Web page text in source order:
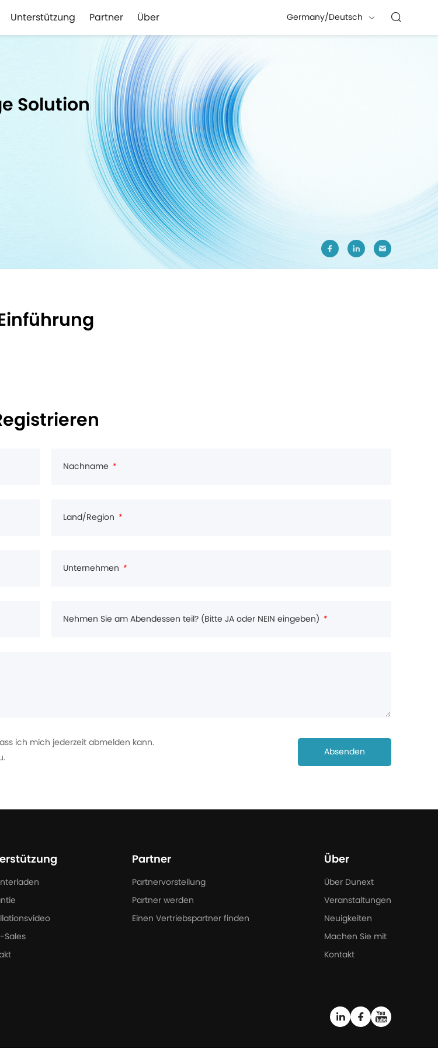
Unterstützung Partner Über Germany/Deutsch
Solution
Einführung
Nachname *
Land/Region *
Unternehmen *
Nehmen Sie am Abendessen teil? (Bitte JA oder NEIN eingeben) *
ich mich jederzeit abmelden kann.
Absenden
Sales
Partner
Partnervorstellung
Partner werden
Einen Vertriebspartner finden
Über
Über Dunext
Veranstaltungen
Neuigkeiten
Machen Sie mit
Kontakt